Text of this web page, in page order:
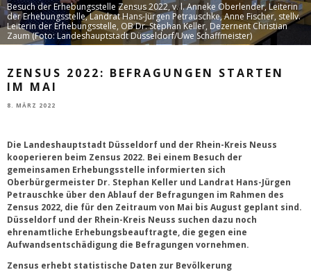
Besuch der Erhebungsstelle Zensus 2022, v. l. Anneke Oberlender, Leiterin
der Erhebungsstelle, Landrat Hans-Jürgen Petrauschke, Anne Fischer, stellv.
Leiterin der Erhebungsstelle, OB Dr. Stephan Keller, Dezernent Christian
Zaum (Foto: Landeshauptstadt Düsseldorf/Uwe Schaffmeister)
ZENSUS 2022: BEFRAGUNGEN STARTEN
IM MAI
8. MÄRZ 2022
Die Landeshauptstadt Düsseldorf und der Rhein-Kreis Neuss
kooperieren beim Zensus 2022. Bei einem Besuch der
gemeinsamen Erhebungsstelle informierten sich
Oberbürgermeister Dr. Stephan Keller und Landrat Hans-Jürgen
Petrauschke über den Ablauf der Befragungen im Rahmen des
Zensus 2022, die für den Zeitraum von Mai bis August geplant sind.
Düsseldorf und der Rhein-Kreis Neuss suchen dazu noch
ehrenamtliche Erhebungsbeauftragte, die gegen eine
Aufwandsentschädigung die Befragungen vornehmen.
Zensus erhebt statistische Daten zur Bevölkerung